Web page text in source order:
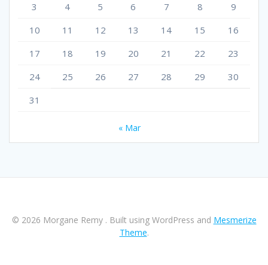
3
4 5 6 7 8
9
10
11 12 13 14 15
16
17
18 19 20 21 22
23
24
25 26 27 28 29
30
31
« Mar
© 2026 Morgane Remy . Built using WordPress and Mesmerize
Theme.